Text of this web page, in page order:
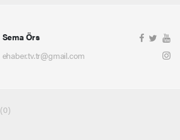
Sema Örs
ehaber.tv.tr@gmail.com
(0)